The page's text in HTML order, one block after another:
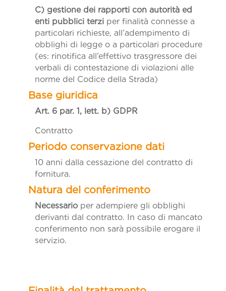
C) gestione dei rapporti con autorità ed
enti pubblici terziper finalità connesse a
particolari richieste, all’adempimento di
obblighi di legge o a particolari procedure
(es: rinotifica all’effettivo trasgressore dei
verbali di contestazione di violazioni alle
norme del Codice della Strada)
Art. 6 par. 1, lett. b) GDPR
Contratto
10 anni dalla cessazione del contratto di
fornitura.
Necessarioper adempiere gli obblighi
derivanti dal contratto. In caso di mancato
conferimento non sarà possibile erogare il
servizio.